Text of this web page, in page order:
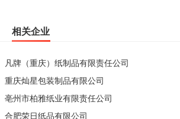
相关企业
凡牌（重庆）纸制品有限责任公司
重庆灿星包装制品有限公司
亳州市柏雅纸业有限责任公司
合肥荣日纸品有限公司